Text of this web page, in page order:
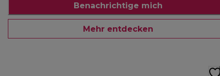
Benachrichtige mich
Mehr entdecken